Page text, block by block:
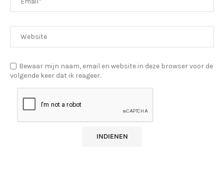
Bewaar mijn naam, email en website in deze browser voor de
volgende keer dat ik reageer.